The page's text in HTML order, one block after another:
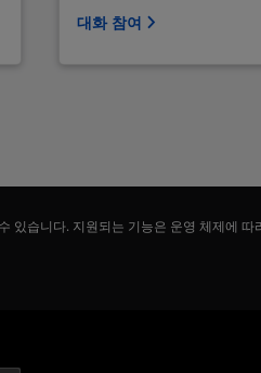
대화 참여
있습니다. 지원되는 기능은 운영 체제에